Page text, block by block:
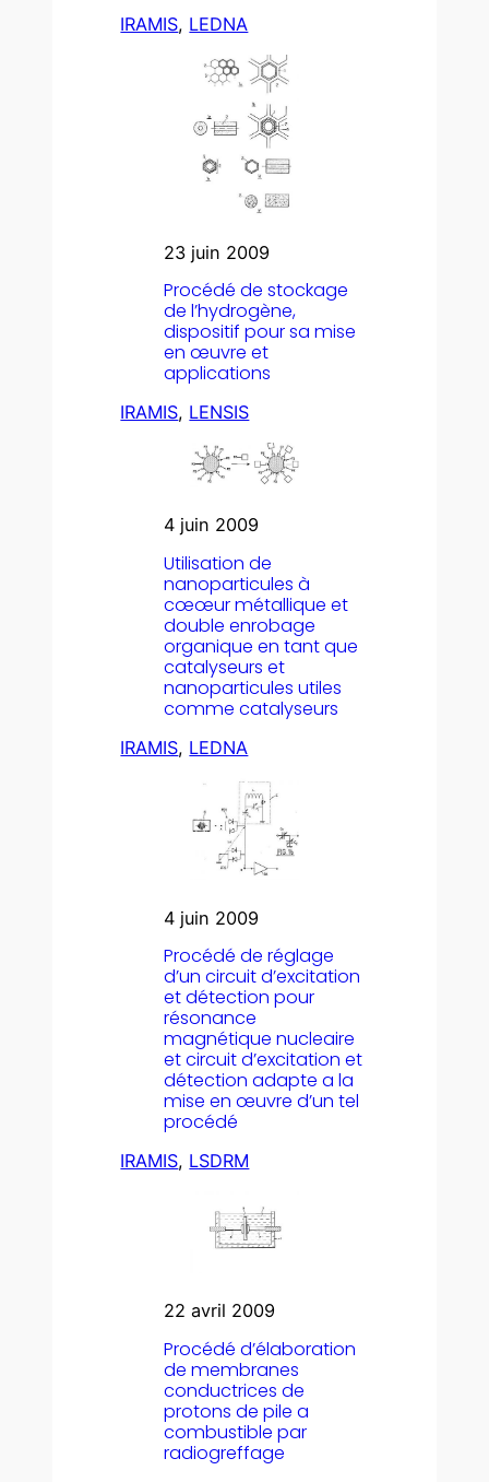
IRAMIS, LEDNA
23 juin 2009
Procédé de stockage
de l’hydrogène,
dispositif pour sa mise
en œuvre et
applications
IRAMIS, LENSIS
4 juin 2009
Utilisation de
nanoparticules à
cœœur métallique et
double enrobage
organique en tant que
catalyseurs et
nanoparticules utiles
comme catalyseurs
IRAMIS, LEDNA
4 juin 2009
Procédé de réglage
d’un circuit d’excitation
et détection pour
résonance
magnétique nucleaire
et circuit d’excitation et
détection adapte a la
mise en œuvre d’un tel
procédé
IRAMIS, LSDRM
22 avril 2009
Procédé d’élaboration
de membranes
conductrices de
protons de pile a
combustible par
radiogreffage